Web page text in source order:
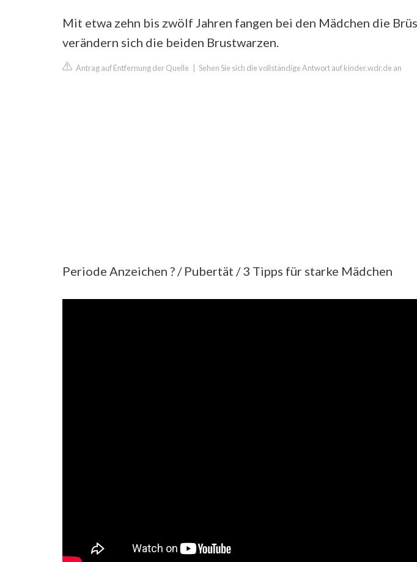
Mit etwa zehn bis zwölf Jahren fangen bei den Mädchen die
verändern sich die beiden Brustwarzen.
Antrag auf Entfernung der Quelle Sehen Sie sich die vollständige Antwort auf kinder.wdr.de an
Periode Anzeichen ? / Pubertät / 3 Tipps für starke Mädchen